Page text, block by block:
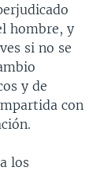
hombre, y
si no se
y de
con
los